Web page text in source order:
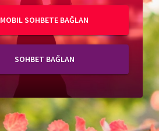
MOBIL SOHBETE BAĞLAN
SOHBET BAĞLAN